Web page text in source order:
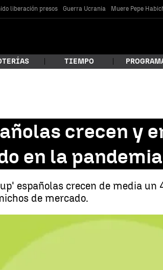
liberación presos Guerra Ucrania Muere Pepe
buscando?
TIEMPO
crecen y
en la
españolas crecen de media
de mercado.
Las 'startup' españolas crecen y encuentran nuevos